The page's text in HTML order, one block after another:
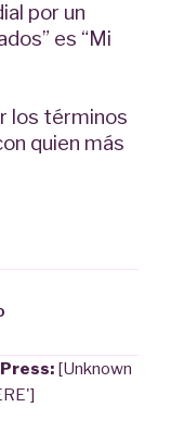
por un
es “Mi
los términos
quien más
[Unknown